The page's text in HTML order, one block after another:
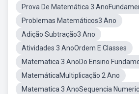
Prova De Matemática 3
Problemas Matemáticos3 Ano
Adição Subtração3 Ano
Atividades 3 AnoOrdem E Classes
Matematica 3 AnoDo Ensino
MatemáticaMultiplicação 2 Ano
Matematica 3 AnoSequencia